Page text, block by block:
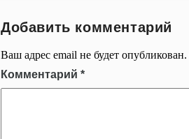
Добавить комментарий
Ваш адрес email не будет опубликован.
Комментарий *